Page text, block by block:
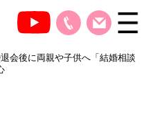
会後に両親や子供へ「結婚相談